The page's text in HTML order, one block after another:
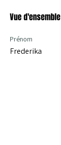
Vue d'ensemble
Prénom
Frederika